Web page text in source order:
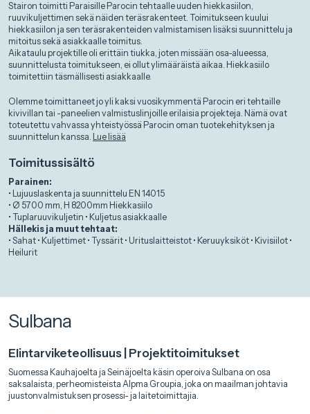
Stairon toimitti Paraisille Parocin tehtaalle uuden hiekkasiilon,
ruuvikuljettimen sekä näiden teräsrakenteet. Toimitukseen kuului
hiekkasiilon ja sen teräsrakenteiden valmistamisen lisäksi suunnittelu ja
mitoitus sekä asiakkaalle toimitus.
Aikataulu projektille oli erittäin tiukka, joten missään osa-alueessa,
suunnittelusta toimitukseen, ei ollut ylimääräistä aikaa. Hiekkasiilo
toimitettiin täsmällisesti asiakkaalle.
Olemme toimittaneet jo yli kaksi vuosikymmentä Parocin eri tehtaille
kivivillan tai -paneelien valmistuslinjoille erilaisia projekteja. Nämä ovat
toteutettu vahvassa yhteistyössä Parocin oman tuotekehityksen ja
suunnittelun kanssa. Lue lisää
Toimitussisältö
Parainen:
• Lujuuslaskenta ja suunnittelu EN 14015
• Ø 5700 mm, H 8200mm Hiekkasiilo
• Tuplaruuvikuljetin • Kuljetus asiakkaalle
Hällekis ja muut tehtaat:
• Sahat • Kuljettimet • Tyssärit • Urituslaitteistot • Keruuyksiköt • Kivisiilot •
Heilurit
Sulbana
Elintarviketeollisuus | Projektitoimitukset
Suomessa Kauhajoelta ja Seinäjoelta käsin operoiva Sulbana on osa
saksalaista, perheomisteista Alpma Groupia, joka on maailman johtavia
juustonvalmistuksen prosessi- ja laitetoimittajia.